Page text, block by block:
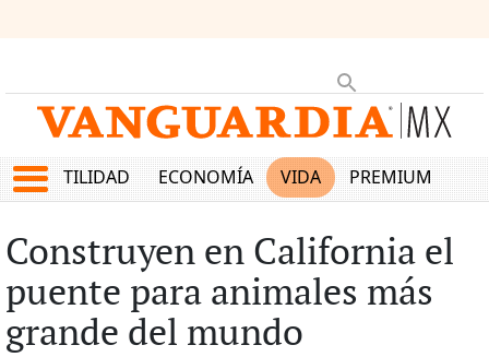
UTILIDAD ECONOMÍA VIDA PREMIUM
Construyen en California el
puente para animales más
grande del mundo